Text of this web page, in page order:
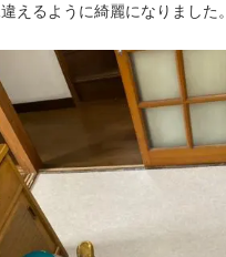
えるように綺麗になりました。